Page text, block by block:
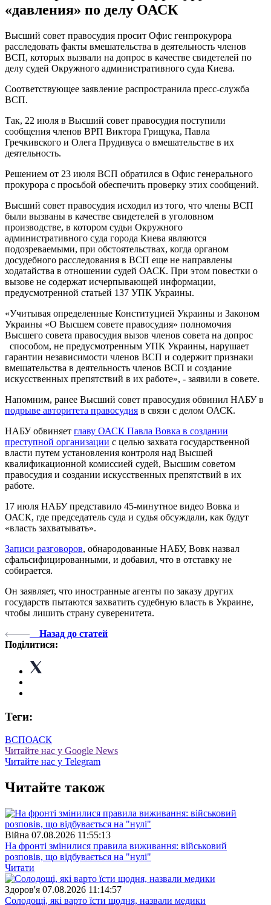
«давления» по делу ОАСК
Высший совет правосудия просит Офис генпрокурора
расследовать факты вмешательства в деятельность членов
ВСП, которых вызвали на допрос в качестве свидетелей по
делу судей Окружного административного суда Киева.
Соответствующее заявление распространила пресс-служба
ВСП.
Так, 22 июля в Высший совет правосудия поступили
сообщения членов ВРП Виктора Грищука, Павла
Гречкивского и Олега Прудивуса о вмешательстве в их
деятельность.
Решением от 23 июля ВСП обратился в Офис генерального
прокурора с просьбой обеспечить проверку этих сообщений.
Высший совет правосудия исходил из того, что члены ВСП
были вызваны в качестве свидетелей в уголовном
производстве, в котором судьи Окружного
административного суда города Киева являются
подозреваемыми, при обстоятельствах, когда органом
досудебного расследования в ВСП еще не направлены
ходатайства в отношении судей ОАСК. При этом повестки о
вызове не содержат исчерпывающей информации,
предусмотренной статьей 137 УПК Украины.
«Учитывая определенные Конституцией Украины и Законом
Украины «О Высшем совете правосудия» полномочия
Высшего совета правосудия вызов членов совета на допрос
способом, не предусмотренным УПК Украины, нарушает
гарантии независимости членов ВСП и содержит признаки
вмешательства в деятельность членов ВСП и создание
искусственных препятствий в их работе», - заявили в совете.
Напомним, ранее Высший совет правосудия обвинил НАБУ в
подрыве авторитета правосудия в связи с делом ОАСК.
НАБУ обвиняет главу ОАСК Павла Вовка в создании
преступной организации с целью захвата государственной
власти путем установления контроля над Высшей
квалификационной комиссией судей, Высшим советом
правосудия и создании искусственных препятствий в их
работе.
17 июля НАБУ представило 45-минутное видео Вовка и
ОАСК, где председатель суда и судья обсуждали, как будут
«власть захватывать».
Записи разговоров, обнародованные НАБУ, Вовк назвал
сфальсифицированными, и добавил, что в отставку не
собирается.
Он заявляет, что иностранные агенты по заказу других
государств пытаются захватить судебную власть в Украине,
чтобы лишить страну суверенитета.
Назад до статей
Поділитися:
Теги:
ВСПОАСК
Читайте нас у Google News
Читайте нас у Telegram
Читайте також
Війна 07.08.2026 11:55:13
На фронті змінилися правила виживання: військовий
розповів, що відбувається на "нулі"
Читати
Здоров'я 07.08.2026 11:14:57
Солодощі, які варто їсти щодня, назвали медики